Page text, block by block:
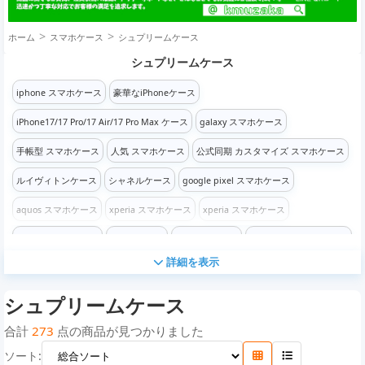
ホーム スマホケース シュプリームケース
シュプリームケース
iphone スマホケース 豪華なiPhoneケース
iPhone17/17 Pro/17 Air/17 Pro Max ケース galaxy スマホケース
手帳型 スマホケース 人気 スマホケース 公式同期 カスタマイズ スマホケース
ルイヴィトンケース シャネルケース google pixel スマホケース
aquos スマホケース xperia スマホケース xperia スマホケース
エムシーエムケース
ディオールケース セリーヌケース アディダスケース
クロムハーツケース ザ・ノース・フェイスケース
フェンディケース ステューシーケース バレンシアガケース ケンゾーケース
詳細を表示
シュプリームケース
合計 273 点の商品が見つかりました
ソート: